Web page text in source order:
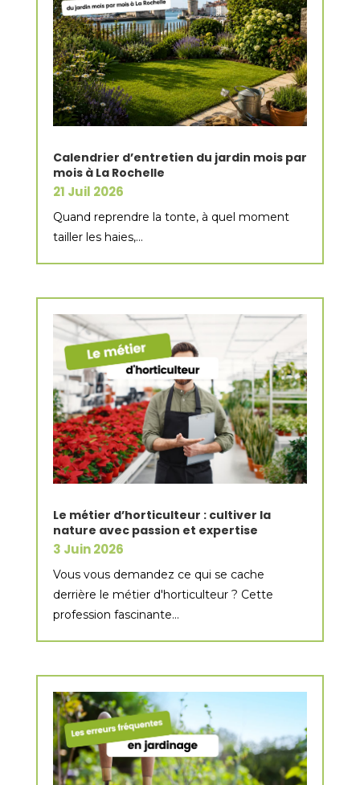
Calendrier d’entretien du jardin mois par
mois à La Rochelle
21 Juil 2026
Quand reprendre la tonte, à quel moment
tailler les haies,...
Le métier d’horticulteur : cultiver la
nature avec passion et expertise
3 Juin 2026
Vous vous demandez ce qui se cache
derrière le métier d'horticulteur ? Cette
profession fascinante...